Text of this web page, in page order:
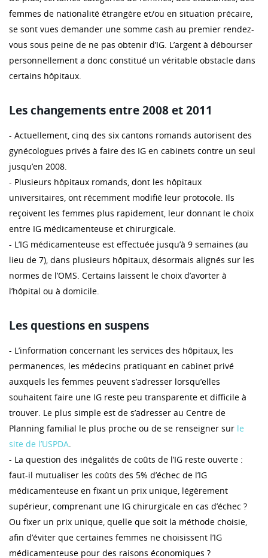
femmes de nationalité étrangère et/ou en situation précaire,
se sont vues demander une somme cash au premier rendez-
vous sous peine de ne pas obtenir d’IG. L’argent à débourser
personnellement a donc constitué un véritable obstacle dans
certains hôpitaux.
Les changements entre 2008 et 2011
- Actuellement, cinq des six cantons romands autorisent des
gynécologues privés à faire des IG en cabinets contre un seul
jusqu’en 2008.
- Plusieurs hôpitaux romands, dont les hôpitaux
universitaires, ont récemment modifié leur protocole. Ils
reçoivent les femmes plus rapidement, leur donnant le choix
entre IG médicamenteuse et chirurgicale.
- L’IG médicamenteuse est effectuée jusqu’à 9 semaines (au
lieu de 7), dans plusieurs hôpitaux, désormais alignés sur les
normes de l’OMS. Certains laissent le choix d’avorter à
l’hôpital ou à domicile.
Les questions en suspens
- L’information concernant les services des hôpitaux, les
permanences, les médecins pratiquant en cabinet privé
auxquels les femmes peuvent s’adresser lorsqu’elles
souhaitent faire une IG reste peu transparente et difficile à
trouver. Le plus simple est de s’adresser au Centre de
Planning familial le plus proche ou de se renseigner sur le
site de l’USPDA.
- La question des inégalités de coûts de l’IG reste ouverte :
faut-il mutualiser les coûts des 5% d’échec de l’IG
médicamenteuse en fixant un prix unique, légèrement
supérieur, comprenant une IG chirurgicale en cas d’échec ?
Ou fixer un prix unique, quelle que soit la méthode choisie,
afin d’éviter que certaines femmes ne choisissent l’IG
médicamenteuse pour des raisons économiques ?